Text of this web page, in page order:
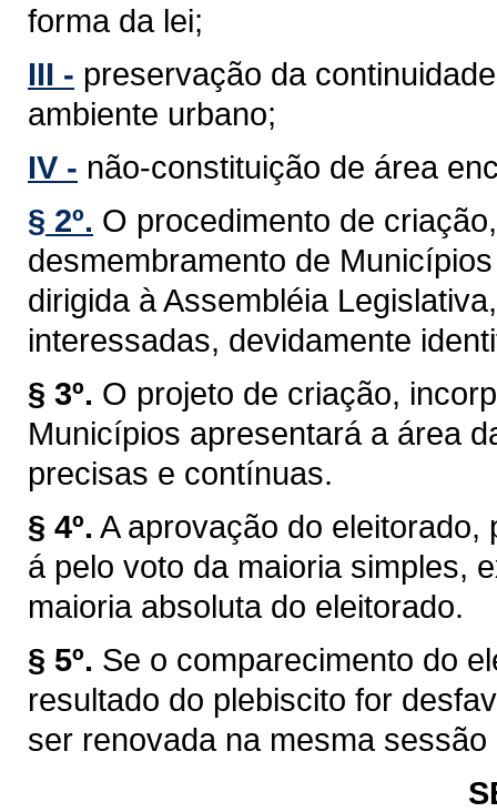
forma da lei;
III - preservação da
ambiente urbano;
IV - não-constituição de área
§ 2º. O procedimento de
desmembramento de
dirigida à Assembléia
interessadas, devidamente
§ 3º. O projeto de criação,
Municípios apresentará a área
precisas e contínuas.
§ 4º. A aprovação do eleitorado,
á pelo voto da maioria simples,
maioria absoluta do eleitorado.
§ 5º. Se o comparecimento do
resultado do plebiscito for
ser renovada na mesma sessão